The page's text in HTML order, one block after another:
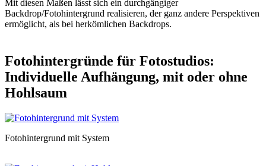
Mit diesen Maßen lässt sich ein durchgängiger
Backdrop/Fotohintergrund realisieren, der ganz andere Perspektiven
ermöglicht, als bei herkömlichen Backdrops.
Fotohintergründe für Fotostudios:
Individuelle Aufhängung, mit oder ohne
Hohlsaum
Fotohintergrund mit System